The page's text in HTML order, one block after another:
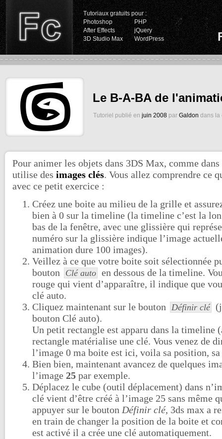
Tutoriaux gratuits pour :
Photoshop
PHP
After Effects
jQuery
3D Studio Max
WordPress
Le B-A-BA de
Tutoriel publié en juin 2008 par Galdon dans la
Pour animer les objets dans 3DS Max, comme
utilise des images clés. Vous allez comprendre ce
avec ce petit exercice :
Créez une boite au milieu de la grille et
bien à 0 sur la timeline (la timeline c’est la
bas de la fenêtre, avec une glissière qui
numéro sur la glissière indique l’image
animation dure 100 images).
Veillez à ce que votre boite soit sélectionnée
bouton
Clé auto en dessous de la timeline.
rouge qui vient d’apparaître, il indique que
clé auto.
Cliquez maintenant sur le bouton Définir clé
bouton Clé auto).
Un petit rectangle est apparu dans la timeline
rectangle matérialise une clé. Vous venez de
l’image 0 ma boite est ici, voila sa position,
Bien bien, maintenant avancez de quelques
l’image 25 par exemple.
Déplacez le cube (outil déplacement) dans
clé vient d’être créé à l’image 25 sans même
appuyer sur le bouton Définir clé, 3ds max a
en train de changer la position de la boite et
est activé il a crée une clé automatiquement.